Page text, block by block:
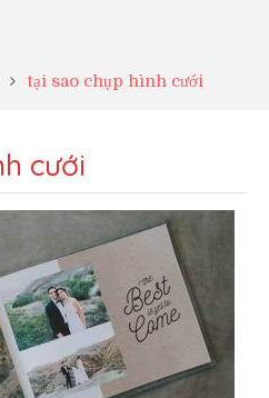
tại sao chụp hình cưới
cưới